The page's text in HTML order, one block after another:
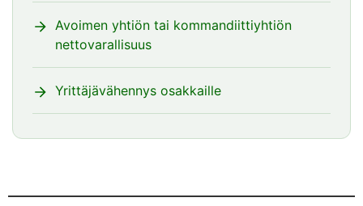
Avoimen yhtiön tai kommandiittiyhtiön
nettovarallisuus
Yrittäjävähennys osakkaille